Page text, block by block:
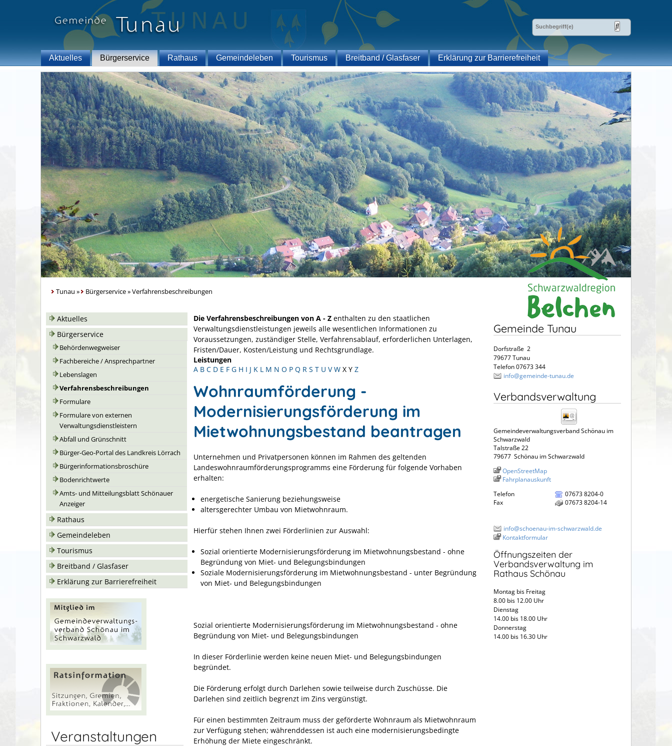
Aktuelles Bürgerservice Rathaus Gemeindeleben Tourismus Breitband / Glasfaser Erklärung zur Barrierefreiheit
Tunau » Bürgerservice»Verfahrensbeschreibungen
Aktuelles
Bürgerservice
Behördenwegweiser
Fachbereiche / Ansprechpartner
Lebenslagen
Verfahrensbeschreibungen
Formulare
Formulare von externen
Verwaltungsdienstleistern
Abfall und Grünschnitt
Bürger-Geo-Portal des Landkreis Lörrach
Bürgerinformationsbroschüre
Bodenrichtwerte
Amts- und Mitteilungsblatt Schönauer
Anzeiger
Rathaus
Gemeindeleben
Tourismus
Breitband / Glasfaser
Erklärung zur Barrierefreiheit
Veranstaltungen
Die Verfahrensbeschreibungen von A - Z enthalten zu den staatlichen
Verwaltungsdienstleistungen jeweils alle wesentlichen Informationen zu
Voraussetzungen, zuständiger Stelle, Verfahrensablauf, erforderlichen Unterlagen,
Fristen/Dauer, Kosten/Leistung und Rechtsgrundlage.
Leistungen
A B C D E F G H I J K L M N O P Q R S T U V W X Y Z
Wohnraumförderung -
Modernisierungsförderung im
Mietwohnungsbestand beantragen
Unternehmen und Privatpersonen können im Rahmen des geltenden
Landeswohnraumförderungsprogramms eine Förderung für folgende Vorhaben
erhalten:
energetische Sanierung beziehungsweise
altersgerechter Umbau von Mietwohnraum.
Hierfür stehen Ihnen zwei Förderlinien zur Auswahl:
Sozial orientierte Modernisierungsförderung im Mietwohnungsbestand - ohne
Begründung von Miet- und Belegungsbindungen
Soziale Modernisierungsförderung im Mietwohnungsbestand - unter Begründung
von Miet- und Belegungsbindungen
Sozial orientierte Modernisierungsförderung im Mietwohnungsbestand - ohne
Begründung von Miet- und Belegungsbindungen
In dieser Förderlinie werden keine neuen Miet- und Belegungsbindungen
begründet.
Die Förderung erfolgt durch Darlehen sowie teilweise durch Zuschüsse. Die
Darlehen sind zeitlich begrenzt im Zins vergünstigt.
Für einen bestimmten Zeitraum muss der geförderte Wohnraum als Mietwohnraum
zur Verfügung stehen; währenddessen ist auch eine modernisierungsbedingte
Erhöhung der Miete eingeschränkt.
Gemeinde Tunau
Dorfstraße 2
79677 Tunau
Telefon 07673 344
info@gemeinde-tunau.de
Verbandsverwaltung
Gemeindeverwaltungsverband Schönau im
Schwarzwald
Talstraße 22
79677 Schönau im Schwarzwald
OpenStreetMap
Fahrplanauskunft
Telefon
07673 8204-0
Fax
07673 8204-14
info@schoenau-im-schwarzwald.de
Kontaktformular
Öffnungszeiten der
Verbandsverwaltung im
Rathaus Schönau
Montag bis Freitag
8.00 bis 12.00 Uhr
Dienstag
14.00 bis 18.00 Uhr
Donnerstag
14.00 bis 16.30 Uhr